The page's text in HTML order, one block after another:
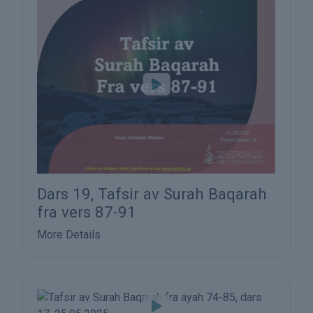
Dars 19, Tafsir av Surah Baqarah
fra vers 87-91
More Details